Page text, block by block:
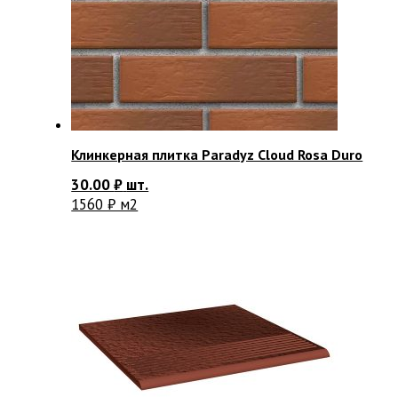
Клинкерная плитка Paradyz Cloud Rosa Duro
30.00₽ шт.
1560 ₽ м2